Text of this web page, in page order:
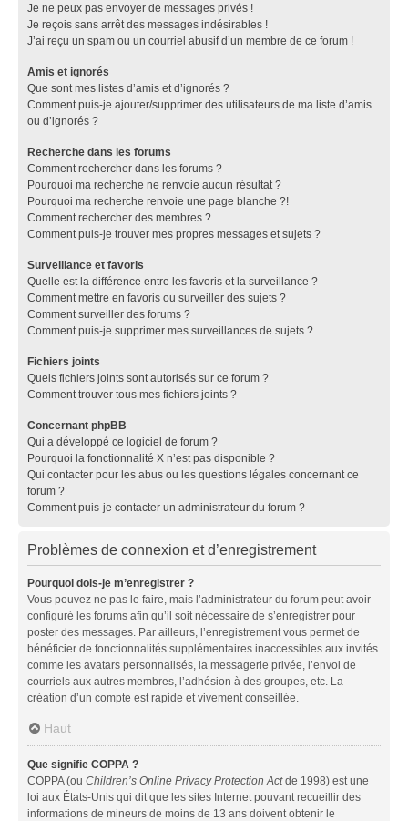
Je ne peux pas envoyer de messages privés !
Je reçois sans arrêt des messages indésirables !
J’ai reçu un spam ou un courriel abusif d’un membre de ce forum !
Amis et ignorés
Que sont mes listes d’amis et d’ignorés ?
Comment puis-je ajouter/supprimer des utilisateurs de ma liste d’amis
ou d’ignorés ?
Recherche dans les forums
Comment rechercher dans les forums ?
Pourquoi ma recherche ne renvoie aucun résultat ?
Pourquoi ma recherche renvoie une page blanche ?!
Comment rechercher des membres ?
Comment puis-je trouver mes propres messages et sujets ?
Surveillance et favoris
Quelle est la différence entre les favoris et la surveillance ?
Comment mettre en favoris ou surveiller des sujets ?
Comment surveiller des forums ?
Comment puis-je supprimer mes surveillances de sujets ?
Fichiers joints
Quels fichiers joints sont autorisés sur ce forum ?
Comment trouver tous mes fichiers joints ?
Concernant phpBB
Qui a développé ce logiciel de forum ?
Pourquoi la fonctionnalité X n’est pas disponible ?
Qui contacter pour les abus ou les questions légales concernant ce
forum ?
Comment puis-je contacter un administrateur du forum ?
Problèmes de connexion et d’enregistrement
Pourquoi dois-je m’enregistrer ?
Vous pouvez ne pas le faire, mais l’administrateur du forum peut avoir
configuré les forums afin qu’il soit nécessaire de s’enregistrer pour
poster des messages. Par ailleurs, l’enregistrement vous permet de
bénéficier de fonctionnalités supplémentaires inaccessibles aux invités
comme les avatars personnalisés, la messagerie privée, l’envoi de
courriels aux autres membres, l’adhésion à des groupes, etc. La
création d’un compte est rapide et vivement conseillée.
Haut
Que signifie COPPA ?
COPPA (ou Children’s Online Privacy Protection Actde 1998) est une
loi aux États-Unis qui dit que les sites Internet pouvant recueillir des
informations de mineurs de moins de 13 ans doivent obtenir le